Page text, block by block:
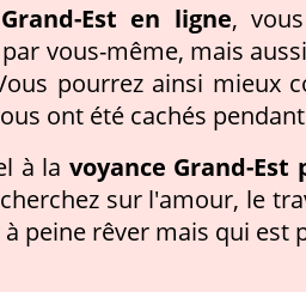
Est en ligne,
vous-même, mais
pourrez ainsi mieux
ont été cachés
à la voyance Grand-
sur l'amour, le
peine rêver mais qui est